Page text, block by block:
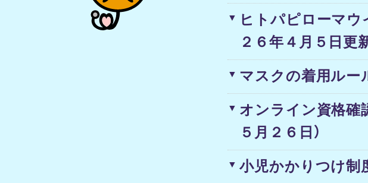
ヒトパピローマウ
２６年４月５日更新
マスクの着用ルー
オンライン資格確
５月２６日）
小児かかりつけ制